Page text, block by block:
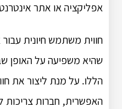
אפליקציה או אתר
חווית משתמש חיונית עבור
שהיא משפיעה על האופן
הללו. על מנת ליצור את
האפשרית, חברות צריכות